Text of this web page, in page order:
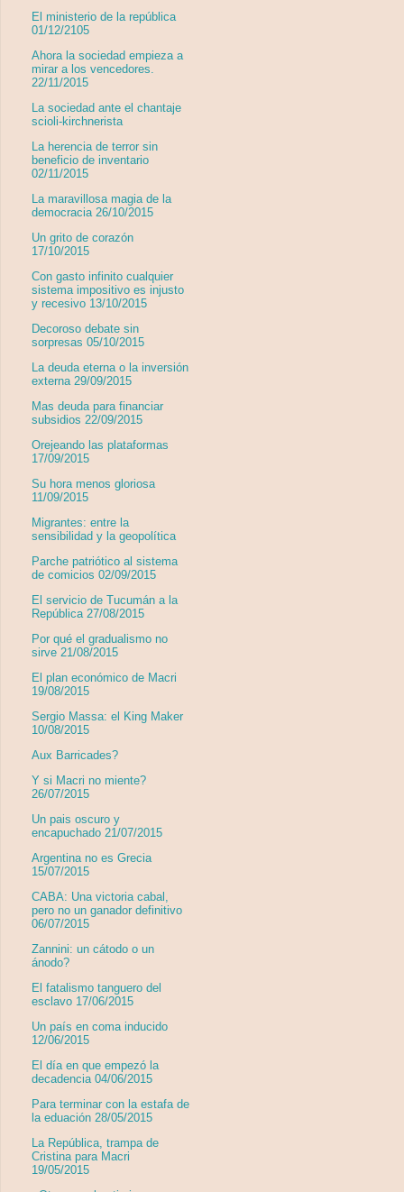
El ministerio de la república
01/12/2105
Ahora la sociedad empieza a
mirar a los vencedores.
22/11/2015
La sociedad ante el chantaje
scioli-kirchnerista
La herencia de terror sin
beneficio de inventario
02/11/2015
La maravillosa magia de la
democracia 26/10/2015
Un grito de corazón
17/10/2015
Con gasto infinito cualquier
sistema impositivo es injusto
y recesivo 13/10/2015
Decoroso debate sin
sorpresas 05/10/2015
La deuda eterna o la inversión
externa 29/09/2015
Mas deuda para financiar
subsidios 22/09/2015
Orejeando las plataformas
17/09/2015
Su hora menos gloriosa
11/09/2015
Migrantes: entre la
sensibilidad y la geopolítica
Parche patriótico al sistema
de comicios 02/09/2015
El servicio de Tucumán a la
República 27/08/2015
Por qué el gradualismo no
sirve 21/08/2015
El plan económico de Macri
19/08/2015
Sergio Massa: el King Maker
10/08/2015
Aux Barricades?
Y si Macri no miente?
26/07/2015
Un pais oscuro y
encapuchado 21/07/2015
Argentina no es Grecia
15/07/2015
CABA: Una victoria cabal,
pero no un ganador definitivo
06/07/2015
Zannini: un cátodo o un
ánodo?
El fatalismo tanguero del
esclavo 17/06/2015
Un país en coma inducido
12/06/2015
El día en que empezó la
decadencia 04/06/2015
Para terminar con la estafa de
la eduación 28/05/2015
La República, trampa de
Cristina para Macri
19/05/2015